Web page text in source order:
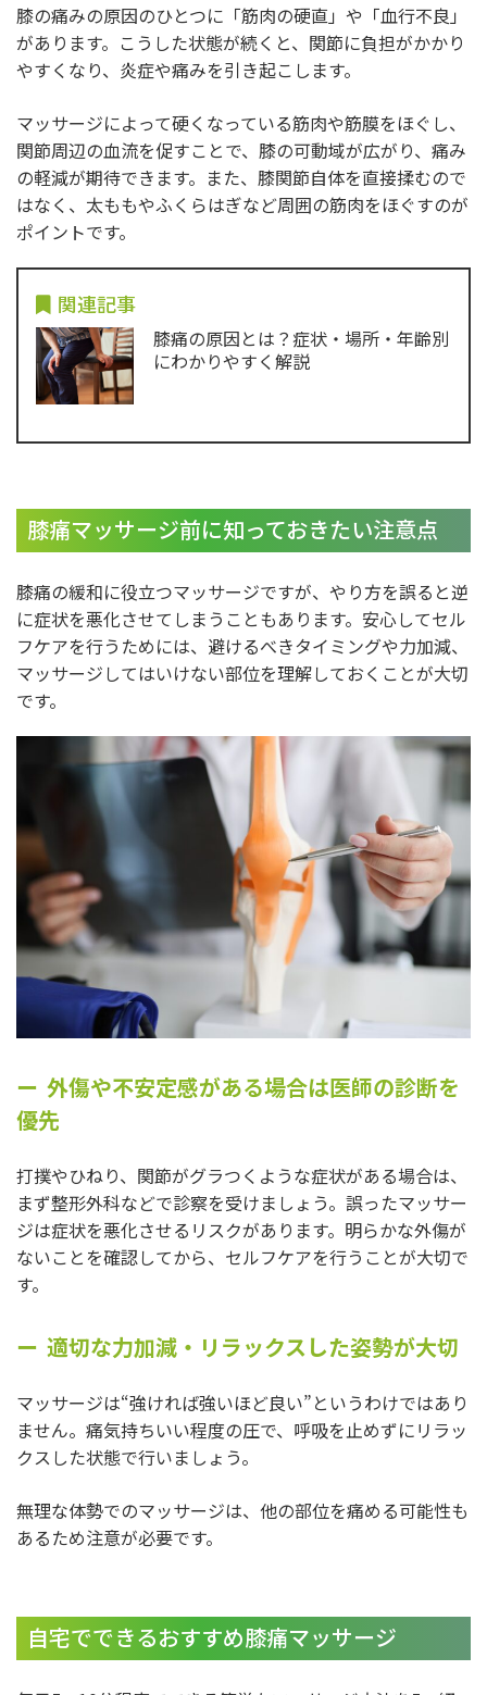
膝の痛みの原因のひとつに「筋肉の硬直」や「血行不良」
があります。こうした状態が続くと、関節に負担がかかり
やすくなり、炎症や痛みを引き起こします。
マッサージによって硬くなっている筋肉や筋膜をほぐし、
関節周辺の血流を促すことで、膝の可動域が広がり、痛み
の軽減が期待できます。また、膝関節自体を直接揉むので
はなく、太ももやふくらはぎなど周囲の筋肉をほぐすのが
ポイントです。
関連記事
膝痛の原因とは？症状・場所・年齢別
にわかりやすく解説
膝痛マッサージ前に知っておきたい注意点
膝痛の緩和に役立つマッサージですが、やり方を誤ると逆
に症状を悪化させてしまうこともあります。安心してセル
フケアを行うためには、避けるべきタイミングや力加減、
マッサージしてはいけない部位を理解しておくことが大切
です。
外傷や不安定感がある場合は医師の診断を
優先
打撲やひねり、関節がグラつくような症状がある場合は、
まず整形外科などで診察を受けましょう。誤ったマッサー
ジは症状を悪化させるリスクがあります。明らかな外傷が
ないことを確認してから、セルフケアを行うことが大切で
す。
適切な力加減・リラックスした姿勢が大切
マッサージは“強ければ強いほど良い”というわけではあり
ません。痛気持ちいい程度の圧で、呼吸を止めずにリラッ
クスした状態で行いましょう。
無理な体勢でのマッサージは、他の部位を痛める可能性も
あるため注意が必要です。
自宅でできるおすすめ膝痛マッサージ